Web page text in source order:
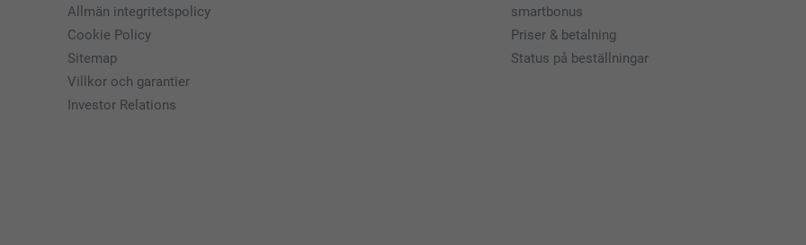
Allmän integritetspolicy
Cookie Policy
Sitemap
Villkor och garantier
Investor Relations
smartbonus
Priser & betalning
Status på beställningar